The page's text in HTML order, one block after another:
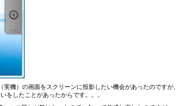
機）の画面をスクリーンに投影したい機会があったのですが、
をしたことがあったからです。。。